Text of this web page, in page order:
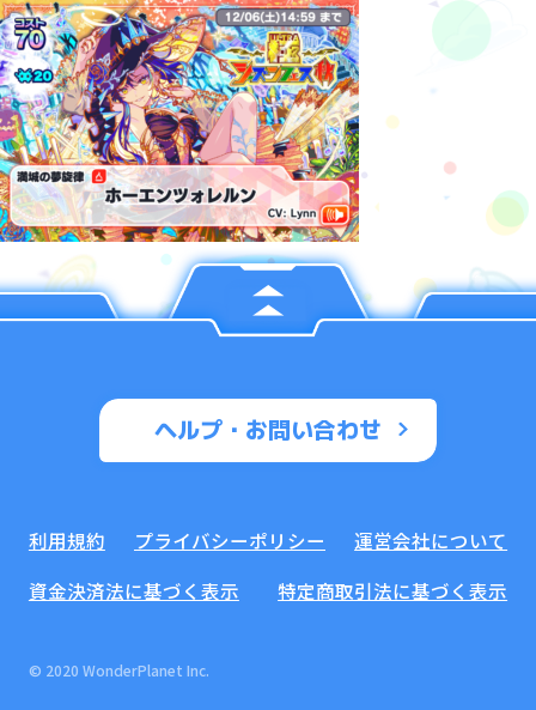
ヘルプ・お問い合わせ
利用規約 プライバシーポリシー
運営会社について
資金決済法に基づく表示
特定商取引法に基づく表示
© 2020 WonderPlanet Inc.